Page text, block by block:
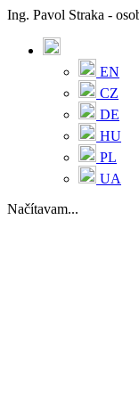
Ing. Pavol Straka -
EN
CZ
DE
HU
PL
UA
Načítavam...